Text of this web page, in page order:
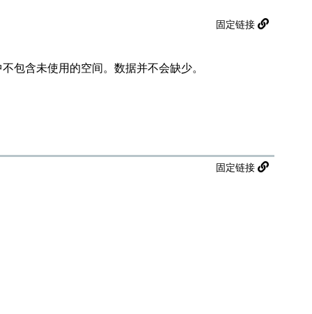
固定链接
包含未使用的空间。数据并不会缺少。
固定链接